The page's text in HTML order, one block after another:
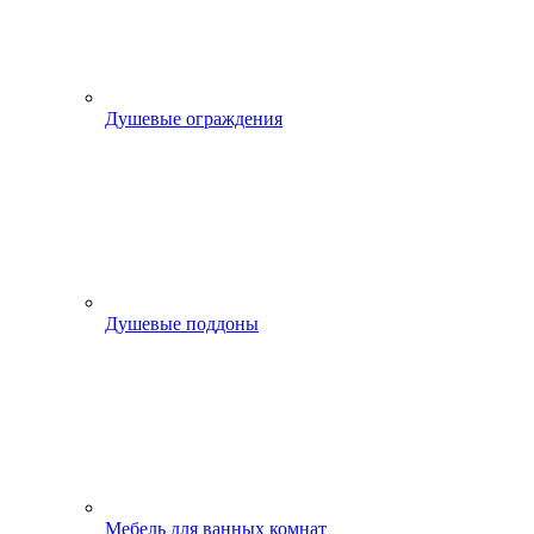
Душевые ограждения
Душевые поддоны
Мебель для ванных комнат